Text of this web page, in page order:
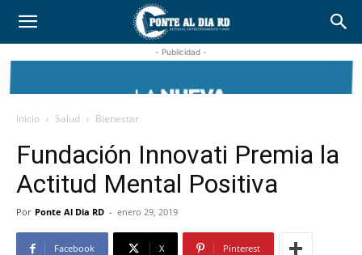
- Publicidad -
Inicio Salud Bienestar
Fundación Innovati Premia la
Actitud Mental Positiva
Por Ponte Al Dia RD - enero 29, 2019
Facebook X Pinterest